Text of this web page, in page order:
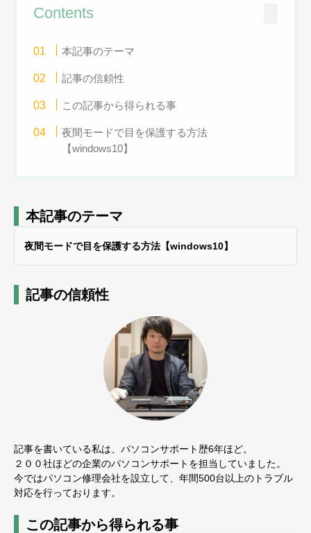
Contents
本記事のテーマ
記事の信頼性
この記事から得られる事
夜間モードで目を保護する方法
【windows10】
本記事のテーマ
夜間モードで目を保護する方法【windows10】
記事の信頼性
記事を書いている私は、パソコンサポート歴6年ほど。
２００社ほどの企業のパソコンサポートを担当していました。
今ではパソコン修理会社を設立して、年間500台以上のトラブル
対応を行っております。
この記事から得られる事